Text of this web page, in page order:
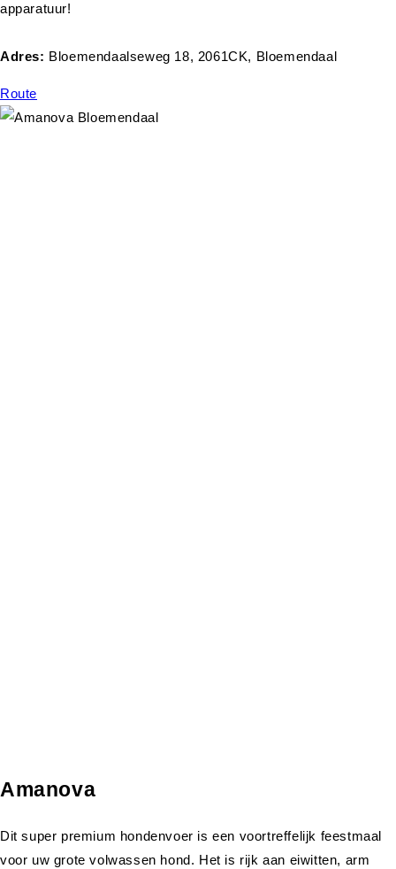
apparatuur!
Adres: Bloemendaalseweg 18, 2061CK, Bloemendaal
Route
Amanova
Dit super premium hondenvoer is een voortreffelijk feestmaal
voor uw grote volwassen hond. Het is rijk aan eiwitten, arm